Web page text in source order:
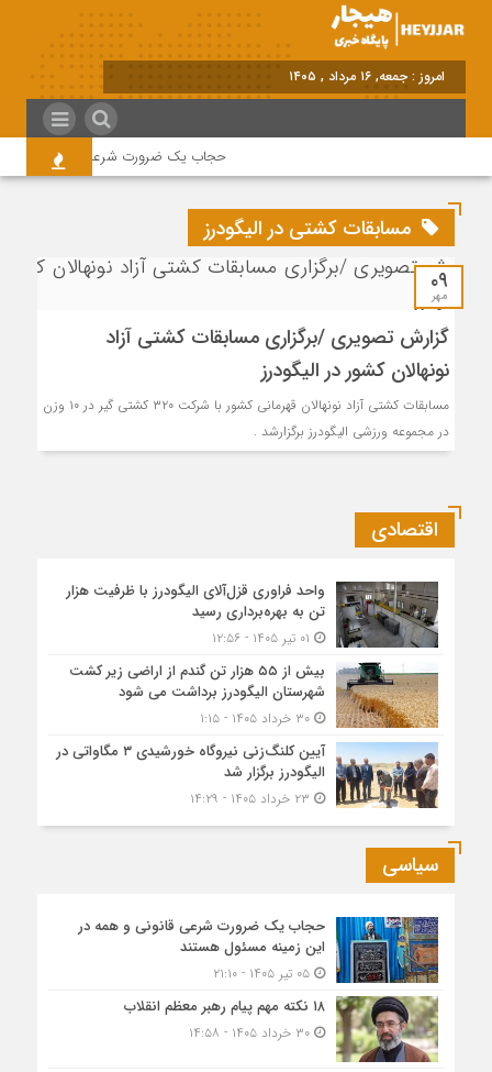
امروز : جمعه, ۱۶ مرداد , ۱۴۰۵
حجاب یک ضرورت شرعی قانونی و همه
مسابقات کشتی در الیگودرز
۰۹
مهر
گزارش تصویری /برگزاری مسابقات کشتی آزاد
نونهالان کشور در الیگودرز
مسابقات کشتی آزاد نونهالان قهرمانی کشور با شرکت ۳۲۰ کشتی گیر در ۱۰ وزن
در مجموعه ورزشی الیگودرز برگزارشد .
اقتصادی
واحد فراوری قزل‌آلای الیگودرز با ظرفیت هزار
تن به بهره‌برداری رسید
بیش از ۵۵ هزار تن گندم از اراضی زیر کشت
شهرستان الیگودرز برداشت می شود
۳۰ خرداد ۱۴۰۵ - ۱:۱۵
آیین کلنگ‌زنی نیروگاه خورشیدی ۳ مگاواتی در
الیگودرز برگزار شد
سیاسی
حجاب یک ضرورت شرعی قانونی و همه در
این زمینه مسئول هستند
۰۵ تیر ۱۴۰۵ - ۲۱:۱۰
۱۸ نکته مهم پیام رهبر معظم انقلاب
۳۰ خرداد ۱۴۰۵ - ۱۴:۵۸